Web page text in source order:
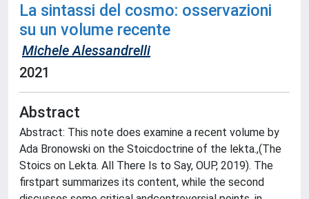
La sintassi del cosmo: osservazioni
su un volume recente
Michele Alessandrelli
2021
Abstract
Abstract: This note does examine a recent volume by
Ada Bronowski on the Stoicdoctrine of the lekta.,(The
Stoics on Lekta. All There Is to Say, OUP, 2019). The
firstpart summarizes its content, while the second